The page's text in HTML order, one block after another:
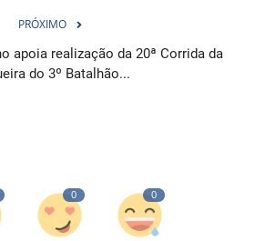
PRÓXIMO
apoia realização da 20ª Corrida da
do 3º Batalhão...
0 0